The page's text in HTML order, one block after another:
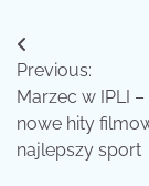
Nawigacja
wpisu
Previous:
Marzec w IPLI –
nowe hity
najlepszy sport